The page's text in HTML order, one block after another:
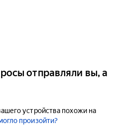
отправляли вы, а
устройства похожи на
произойти?